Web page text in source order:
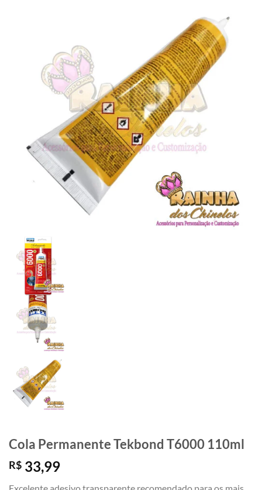
Cola Permanente Tekbond T6000 110ml
R$ 33,99